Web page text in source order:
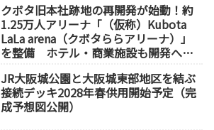
クボタ旧本社跡地の再開発が始動！約
1.25万人アリーナ「（仮称）Kubota
LaLa arena（クボタららアリーナ）」
を整備 ホテル・商業施設も開発へ
JR大阪城公園と大阪城東部地区を結ぶ
接続デッキ2028年春供用開始予定（完
成予想図公開）